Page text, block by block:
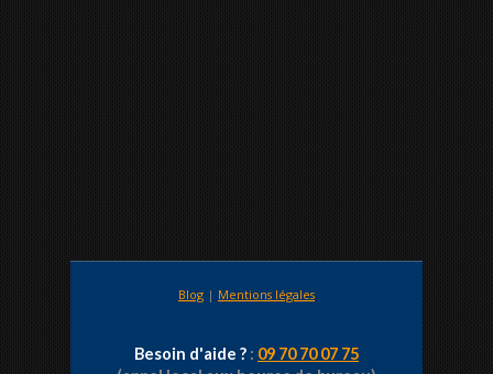
Blog | Mentions légales
Besoin d'aide ? : 09 70 70 07 75